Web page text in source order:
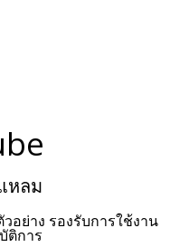
หลม
อย่าง รองรับการใช้งาน
ติการ